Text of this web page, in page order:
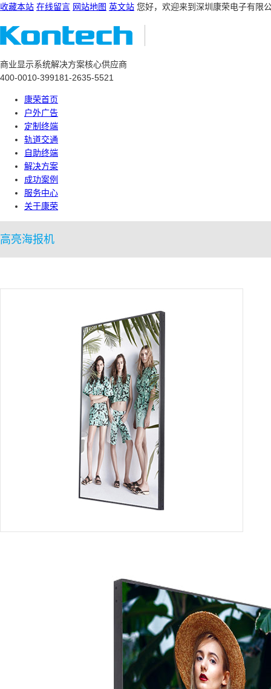
收藏本站 在线留言 网站地图 英文站 您好，欢迎来到深圳康荣电子有限
商业显示系统解决方案核心供应商
400-0010-399181-2635-5521
康荣首页
户外广告
定制终端
轨道交通
自助终端
解决方案
成功案例
服务中心
关于康荣
高亮海报机